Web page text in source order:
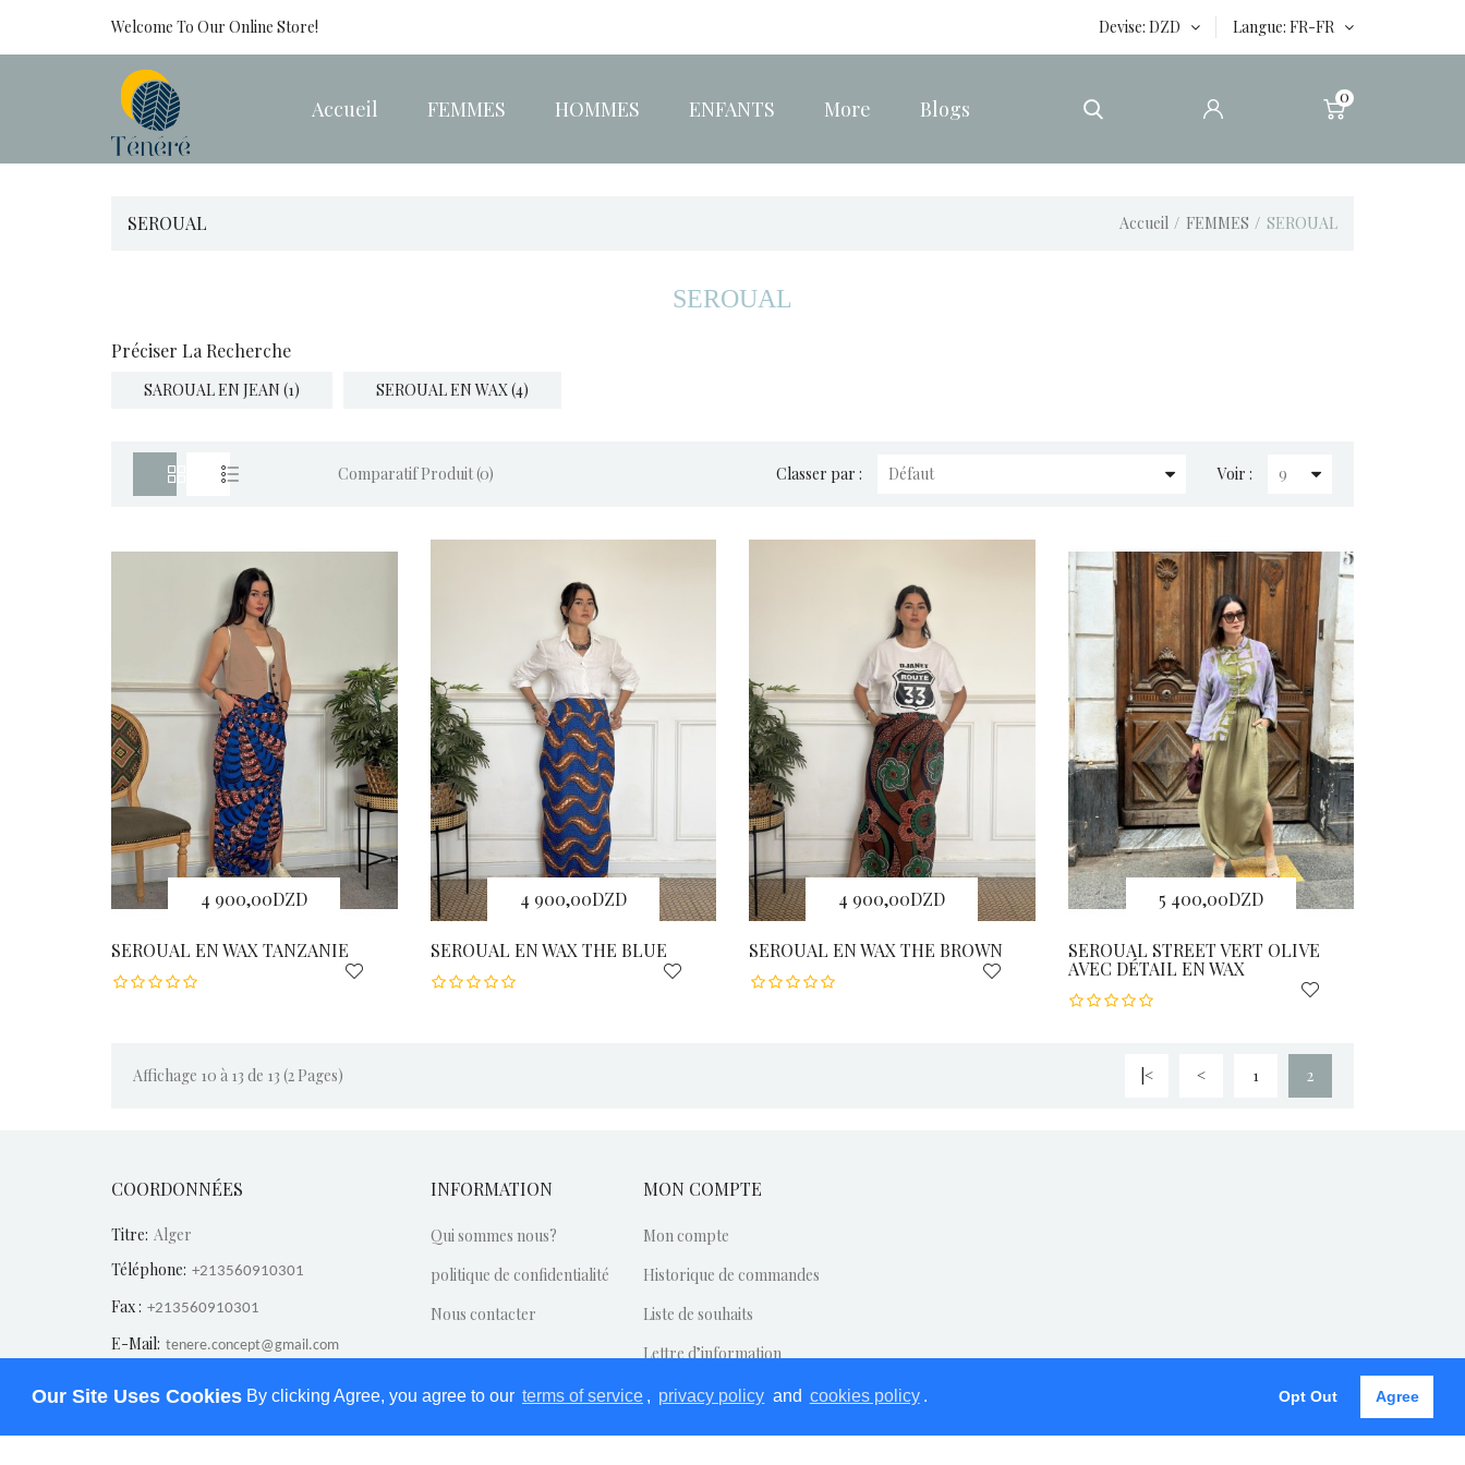
Our Site Uses Cookies By clicking Agree, you agree to our terms of service , privacy policy and cookies policy . Opt Out Agree
Welcome To Our Online Store! Devise DZD Langue FR-FR
Accueil FEMMES HOMMES ENFANTS More Blogs 0
SEROUAL Accueil FEMMES SEROUAL
SEROUAL
Préciser La Recherche
SAROUAL EN JEAN (1) SEROUAL EN WAX (4)
Comparatif Produit (0) Classer par : Voir :
4 900,00DZD
SEROUAL EN WAX TANZANIE
4 900,00DZD
SEROUAL EN WAX THE BLUE
4 900,00DZD
SEROUAL EN WAX THE BROWN
5 400,00DZD
SEROUAL STREET VERT OLIVE
AVEC DÉTAIL EN WAX
Affichage 10 à 13 de 13 (2 Pages) |< < 1 2
COORDONNÉES
Titre: Alger
Téléphone: +213560910301
Fax : +213560910301
E-Mail: tenere.concept@gmail.com
INFORMATION
Qui sommes nous?
politique de confidentialité
Nous contacter
MON COMPTE
Mon compte
Historique de commandes
Liste de souhaits
Lettre d’information
Retour de marchandise